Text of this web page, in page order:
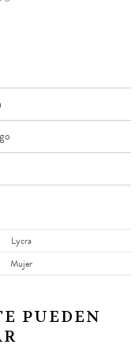
Lycra
Mujer
PUEDEN